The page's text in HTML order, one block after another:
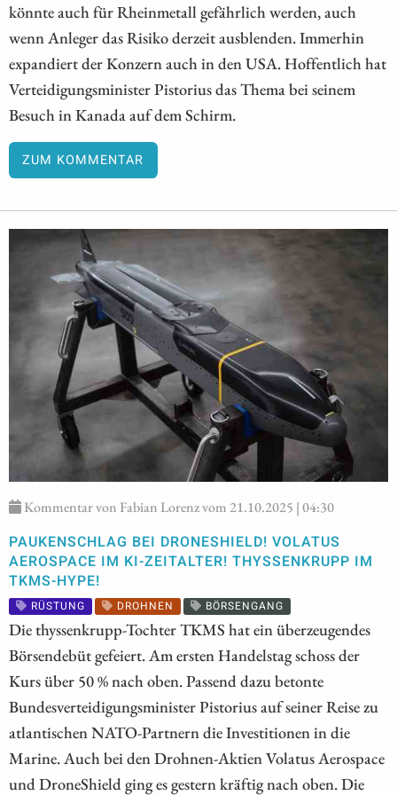
könnte auch für Rheinmetall gefährlich werden, auch
wenn Anleger das Risiko derzeit ausblenden. Immerhin
expandiert der Konzern auch in den USA. Hoffentlich hat
Verteidigungsminister Pistorius das Thema bei seinem
Besuch in Kanada auf dem Schirm.
ZUM KOMMENTAR
Kommentar von Fabian Lorenz vom 21.10.2025 | 04:30
PAUKENSCHLAG BEI DRONESHIELD! VOLATUS
AEROSPACE IM KI-ZEITALTER! THYSSENKRUPP IM
TKMS-HYPE!
RÜSTUNG DROHNEN BÖRSENGANG
Die thyssenkrupp-Tochter TKMS hat ein überzeugendes
Börsendebüt gefeiert. Am ersten Handelstag schoss der
Kurs über 50 % nach oben. Passend dazu betonte
Bundesverteidigungsminister Pistorius auf seiner Reise zu
atlantischen NATO-Partnern die Investitionen in die
Marine. Auch bei den Drohnen-Aktien Volatus Aerospace
und DroneShield ging es gestern kräftig nach oben. Die